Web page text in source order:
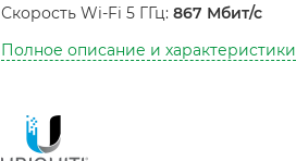
Скорость Wi-Fi 5 ГГц: 867 Мбит/с
Полное описание и характеристики